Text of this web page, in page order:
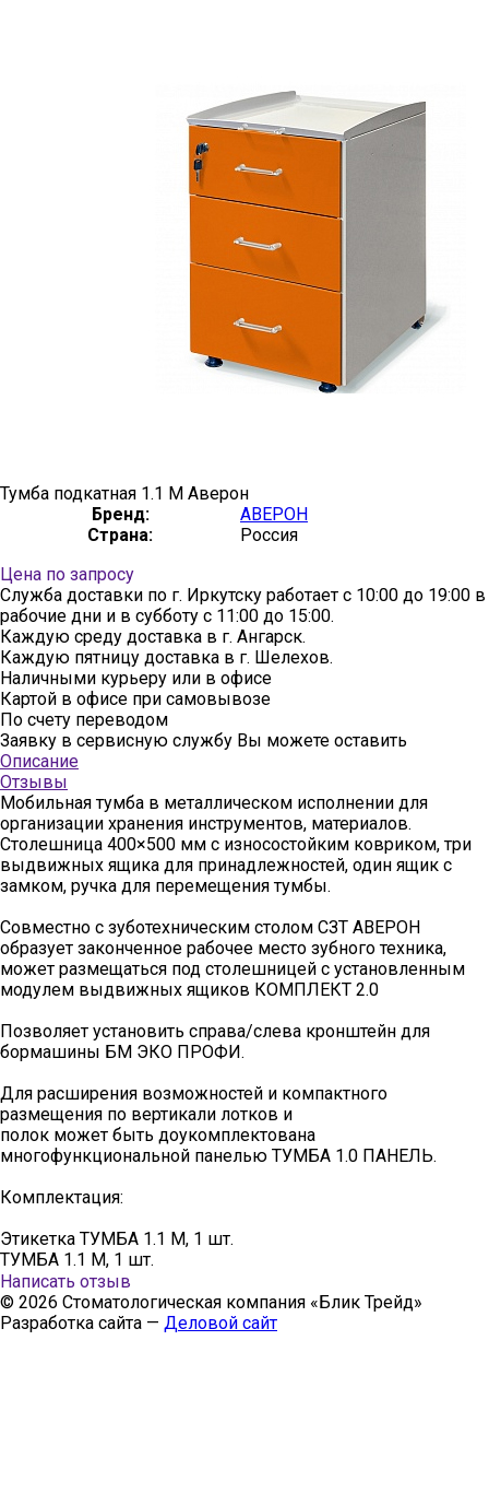
Тумба подкатная 1.1 М Аверон
Бренд:
АВЕРОН
Страна:
Россия
Цена по запросу
Служба доставки по г. Иркутску работает с 10:00 до 19:00 в
рабочие дни и в субботу с 11:00 до 15:00.
Каждую среду доставка в г. Ангарск.
Каждую пятницу доставка в г. Шелехов.
Наличными курьеру или в офисе
Картой в офисе при самовывозе
По счету переводом
Заявку в сервисную службу Вы можете оставить
Описание
Отзывы
Мобильная тумба в металлическом исполнении для
организации хранения инструментов, материалов.
Столешница 400×500 мм с износостойким ковриком, три
выдвижных ящика для принадлежностей, один ящик с
замком, ручка для перемещения тумбы.
Совместно с зуботехническим столом СЗТ АВЕРОН
образует законченное рабочее место зубного техника,
может размещаться под столешницей с установленным
модулем выдвижных ящиков КОМПЛЕКТ 2.0
Позволяет установить справа/слева кронштейн для
бормашины БМ ЭКО ПРОФИ.
Для расширения возможностей и компактного
размещения по вертикали лотков и
полок может быть доукомплектована
многофункциональной панелью ТУМБА 1.0 ПАНЕЛЬ.
Комплектация:
Этикетка ТУМБА 1.1 М, 1 шт.
ТУМБА 1.1 М, 1 шт.
Написать отзыв
© 2026 Стоматологическая компания «Блик Трейд»
Разработка сайта — Деловой сайт